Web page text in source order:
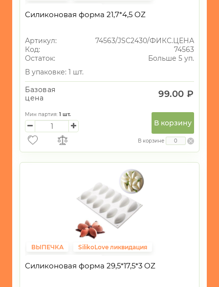
Силиконовая форма 21,7*4,5 OZ
Артикул:
74563/JSC2430/ФИКС.ЦЕНА
Код:
74563
Остаток:
Больше 5 уп.
В упаковке: 1 шт.
Базовая
цена
99.00 ₽
Мин партия: 1 шт.
В корзину
В корзине
ВЫПЕЧКА
SilikoLove ликвидация
Силиконовая форма 29,5*17,5*3 OZ